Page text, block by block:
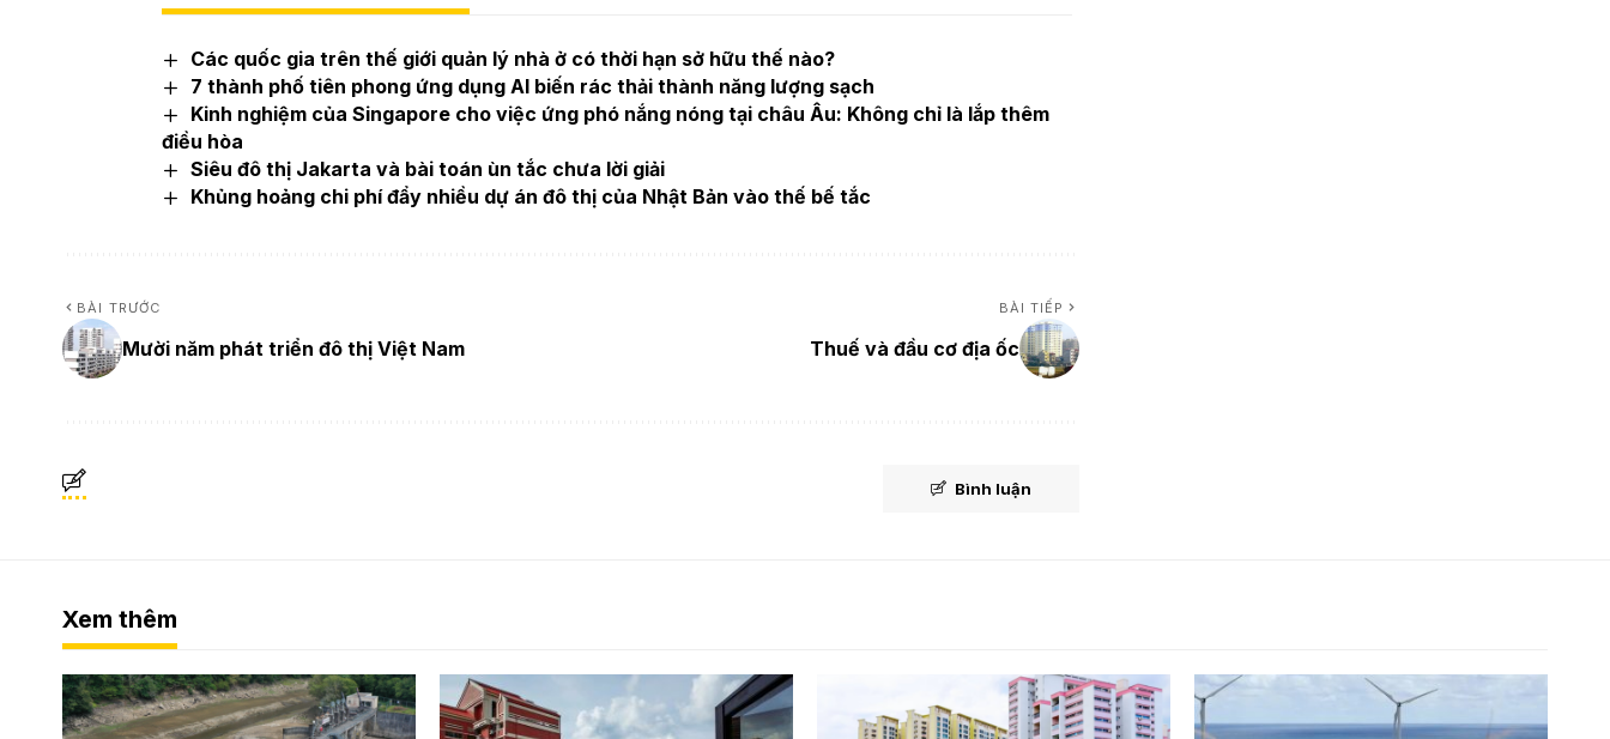
Các quốc gia trên thế giới quản lý nhà ở có thời hạn sở hữu thế nào?
7 thành phố tiên phong ứng dụng AI biến rác thải thành năng lượng sạch
Kinh nghiệm của Singapore cho việc ứng phó nắng nóng tại châu Âu: Không chỉ là lắp thêm
điều hòa
Siêu đô thị Jakarta và bài toán ùn tắc chưa lời giải
Khủng hoảng chi phí đẩy nhiều dự án đô thị của Nhật Bản vào thế bế tắc
BÀI TRƯỚC
Mười năm phát triển đô thị Việt Nam
BÀI TIẾP
Thuế và đầu cơ địa ốc
Bình luận
Xem thêm